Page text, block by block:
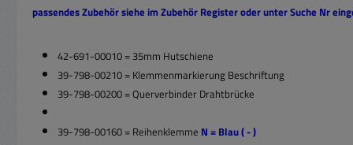
passendes Zubehör siehe im Zubehör Register oder unter Suche Nr
42-691-00010 = 35mm Hutschiene
39-798-00210 = Klemmenmarkierung Beschriftung
39-798-00200 = Querverbinder Drahtbrücke
39-798-00160 = Reihenklemme N = Blau ( - )